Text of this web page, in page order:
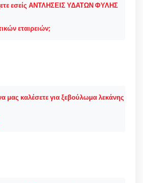
εσείς ΑΝΤΛΗΣΕΙΣ ΥΔΑΤΩΝ ΦΥΛΗΣ
εταιρειών;
μας καλέσετε για ξεβούλωμα λεκάνης